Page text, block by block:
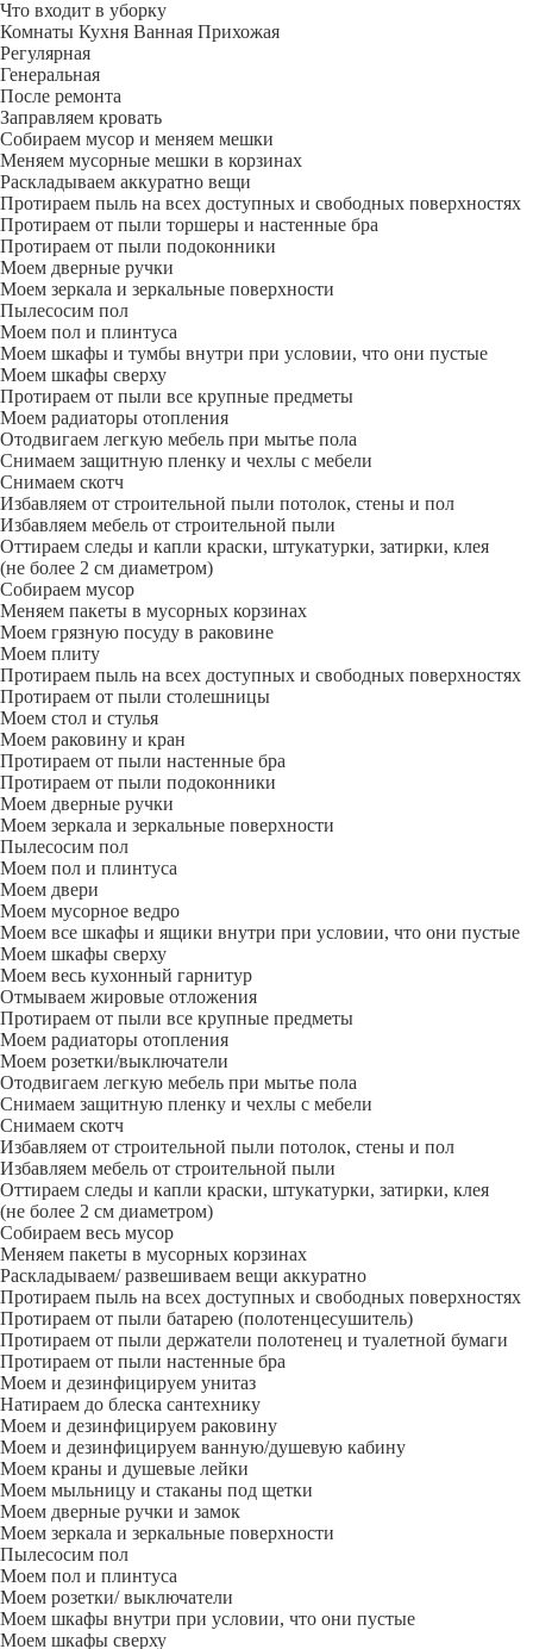
Что входит в уборку
Регу­лярная
Гене­ральная
После ремонта
Заправляем кровать
Собираем мусор и меняем мешки
Меняем мусорные мешки в корзинах
Раскладываем аккуратно вещи
Протираем пыль на всех доступных и свободных поверхностях
Протираем от пыли торшеры и настенные бра
Протираем от пыли подоконники
Моем дверные ручки
Моем зеркала и зеркальные поверхности
Пылесосим пол
Моем пол и плинтуса
Моем шкафы и тумбы внутри при условии, что они пустые
Моем шкафы сверху
Протираем от пыли все крупные предметы
Моем радиаторы отопления
Отодвигаем легкую мебель при мытье пола
Снимаем защитную пленку и чехлы с мебели
Снимаем скотч
Избавляем от строительной пыли потолок, стены и пол
Избавляем мебель от строительной пыли
Оттираем следы и капли краски, штукатурки, затирки, клея
(не более 2 см диаметром)
Собираем мусор
Меняем пакеты в мусорных корзинах
Моем грязную посуду в раковине
Моем плиту
Протираем пыль на всех доступных и свободных поверхностях
Протираем от пыли столешницы
Моем стол и стулья
Моем раковину и кран
Протираем от пыли настенные бра
Протираем от пыли подоконники
Моем дверные ручки
Моем зеркала и зеркальные поверхности
Пылесосим пол
Моем пол и плинтуса
Моем двери
Моем мусорное ведро
Моем все шкафы и ящики внутри при условии, что они пустые
Моем шкафы сверху
Моем весь кухонный гарнитур
Отмываем жировые отложения
Протираем от пыли все крупные предметы
Моем радиаторы отопления
Моем розетки/выключатели
Отодвигаем легкую мебель при мытье пола
Снимаем защитную пленку и чехлы с мебели
Снимаем скотч
Избавляем от строительной пыли потолок, стены и пол
Избавляем мебель от строительной пыли
Оттираем следы и капли краски, штукатурки, затирки, клея
(не более 2 см диаметром)
Собираем весь мусор
Меняем пакеты в мусорных корзинах
Раскладываем/ развешиваем вещи аккуратно
Протираем пыль на всех доступных и свободных поверхностях
Протираем от пыли батарею (полотенцесушитель)
Протираем от пыли держатели полотенец и туалетной бумаги
Протираем от пыли настенные бра
Моем и дезинфицируем унитаз
Натираем до блеска сантехнику
Моем и дезинфицируем раковину
Моем и дезинфицируем ванную/душевую кабину
Моем краны и душевые лейки
Моем мыльницу и стаканы под щетки
Моем дверные ручки и замок
Моем зеркала и зеркальные поверхности
Пылесосим пол
Моем пол и плинтуса
Моем розетки/ выключатели
Моем шкафы внутри при условии, что они пустые
Моем шкафы сверху